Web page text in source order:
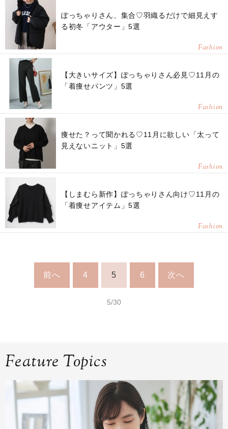
ぽっちゃりさん、集合♡羽織るだけで細見えす
る初冬「アウター」5選
Fashion
【大きいサイズ】ぽっちゃりさん必見♡11月の
「着痩せパンツ」5選
Fashion
痩せた？って聞かれる♡11月に欲しい「太って
見えないニット」5選
Fashion
【しまむら新作】ぽっちゃりさん向け♡11月の
「着痩せアイテム」5選
Fashion
前へ 4 5 6 次へ
5/30
Feature Topics